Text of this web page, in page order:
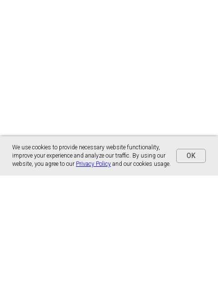
We use cookies to provide necessary website functionality,
improve your experience and analyze our traffic. By using our
website, you agree to our Privacy Policy and our cookies usage.
OK